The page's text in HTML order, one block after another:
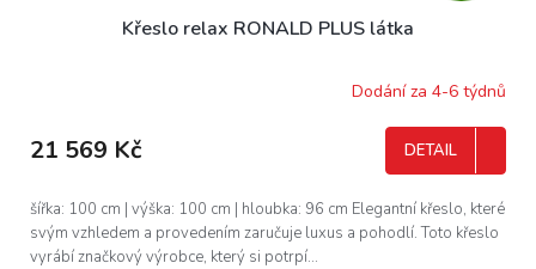
R
A
Křeslo relax RONALD PLUS látka
Dodání za 4-6 týdnů
21 569 Kč DETAIL
šířka: 100 cm | výška: 100 cm | hloubka: 96 cm Elegantní křeslo, které
svým vzhledem a provedením zaručuje luxus a pohodlí. Toto křeslo
vyrábí značkový výrobce, který si potrpí...